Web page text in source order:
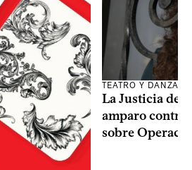
TEATRO Y DANZA
La Justicia
amparo contra
sobre